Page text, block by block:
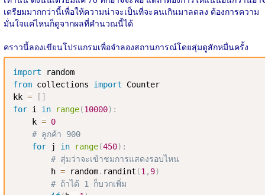
เตรียมมากกว่านี้เพื่อให้ความน่าจะเป็นที่จะคนเกินมาลดลง ต้องการความ
มั่นใจแค่ไหนก็ดูจากผลที่คำนวณนี้ได้
คราวนี้ลองเขียนโปรแกรมเพื่อจำลองสถานการณ์โดยสุ่มดูสักหมื่นครั้ง
import
from collections import Counter
kk = [ ]
for i in range(10000) :
    k
= 0
# ลูกค้า 900
for j in range(450) :
# สุ่มว่าจะเข้าชมการแสดงรอบไหน
        h
= random. randint (1 , 9)
# ถ้าได้ 1 ก็บวกเพิ่ม